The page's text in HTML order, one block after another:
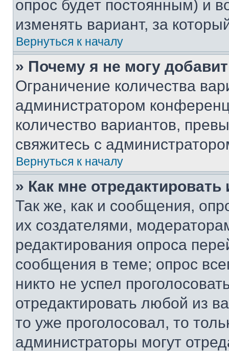
опрос будет постоянным) и
изменять вариант, за
Вернуться к началу
» Почему я не могу
Ограничение количества
администратором
количество вариантов,
свяжитесь с
Вернуться к началу
» Как мне
Так же, как и сообщения,
их создателями,
редактирования опроса
сообщения в теме; опрос
никто не успел
отредактировать любой из
то уже проголосовал, то
администраторы могут